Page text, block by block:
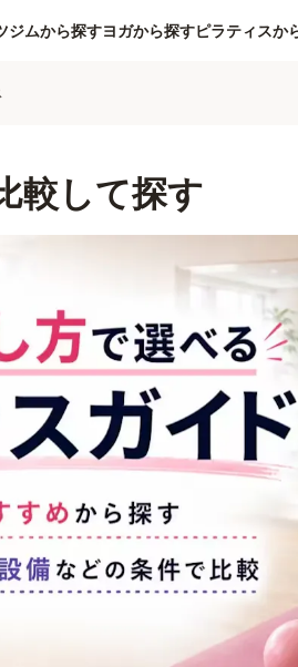
ジムから探すヨガから探すピラティスか
較して探す